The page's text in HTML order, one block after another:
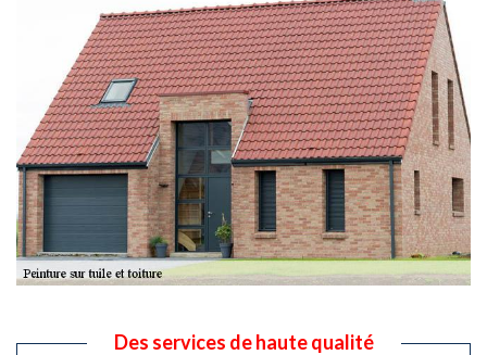
Des services de haute qualité